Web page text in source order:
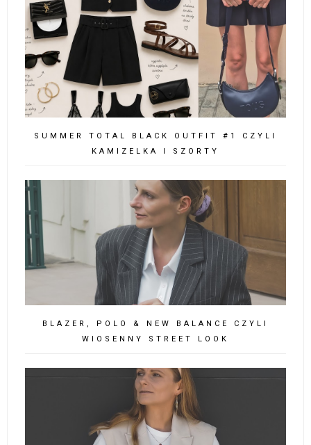
SUMMER TOTAL BLACK OUTFIT #1 CZYLI
KAMIZELKA I SZORTY
BLAZER, POLO & NEW BALANCE CZYLI
WIOSENNY STREET LOOK